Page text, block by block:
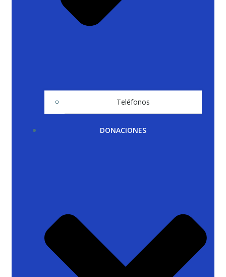
Teléfonos
DONACIONES